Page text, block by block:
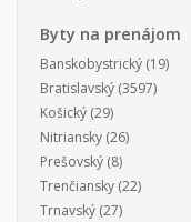
Byty na prenájom
Banskobystrický (19)
Bratislavský (3597)
Košický (29)
Nitriansky (26)
Prešovský (8)
Trenčiansky (22)
Trnavský (27)